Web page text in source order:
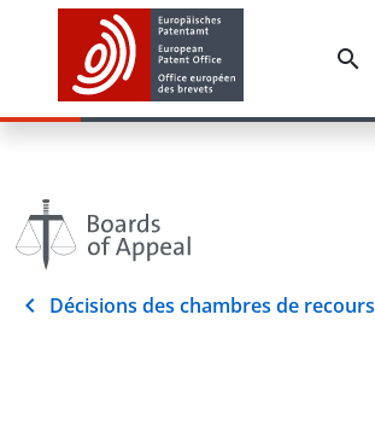
Décisions des chambres de recours